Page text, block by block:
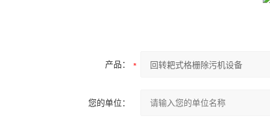
产品：
您的单位：